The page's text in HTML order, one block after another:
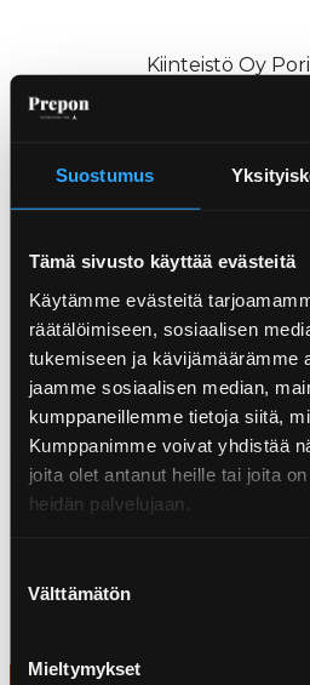
Suostumus
Tämä sivusto käyttää evästeitä
Käytämme evästeitä
räätälöimiseen, sosiaalisen
tukemiseen ja kävijämäärämme
jaamme sosiaalisen median,
kumppaneillemme tietoja siitä,
Kumppanimme voivat yhdistää
joita olet antanut heille tai joita
heidän palvelujaan.
valinta
Välttämätön
Mieltymykset
Kiinteistö Oy
sijalle 2. Prepon
Kilpailun voitti
työmaa Pohjois-
Monitoimitalo.
toimii hankkeen
valvojana.
kilpailussa
Hartelan Karin
työmaa